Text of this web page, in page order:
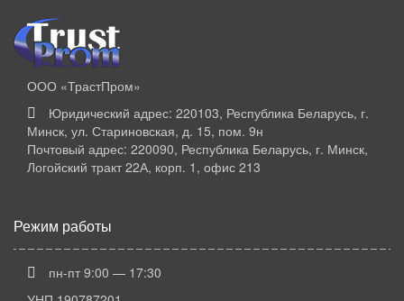
ООО «ТрастПром»
Юридический адрес: 220103, Республика Беларусь, г.
Минск, ул. Стариновская, д. 15, пом. 9н
Почтовый адрес: 220090, Республика Беларусь, г. Минск,
Логойский тракт 22А, корп. 1, офис 213
Режим работы
пн-пт 9:00 — 17:30